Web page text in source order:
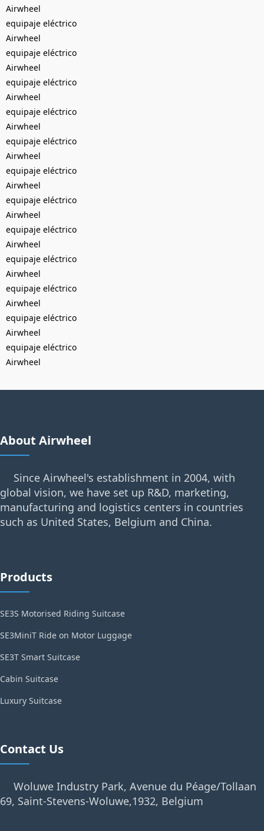
Airwheel
equipaje eléctrico
Airwheel
equipaje eléctrico
Airwheel
equipaje eléctrico
Airwheel
equipaje eléctrico
Airwheel
equipaje eléctrico
Airwheel
equipaje eléctrico
Airwheel
equipaje eléctrico
Airwheel
equipaje eléctrico
Airwheel
equipaje eléctrico
Airwheel
equipaje eléctrico
Airwheel
equipaje eléctrico
Airwheel
equipaje eléctrico
Airwheel
About Airwheel
Since Airwheel's establishment in 2004, with
global vision, we have set up R&D, marketing,
manufacturing and logistics centers in countries
such as United States, Belgium and China.
Products
SE3S Motorised Riding Suitcase
SE3MiniT Ride on Motor Luggage
SE3T Smart Suitcase
Cabin Suitcase
Luxury Suitcase
Contact Us
Woluwe Industry Park, Avenue du Péage/Tollaan
69, Saint-Stevens-Woluwe,1932, Belgium